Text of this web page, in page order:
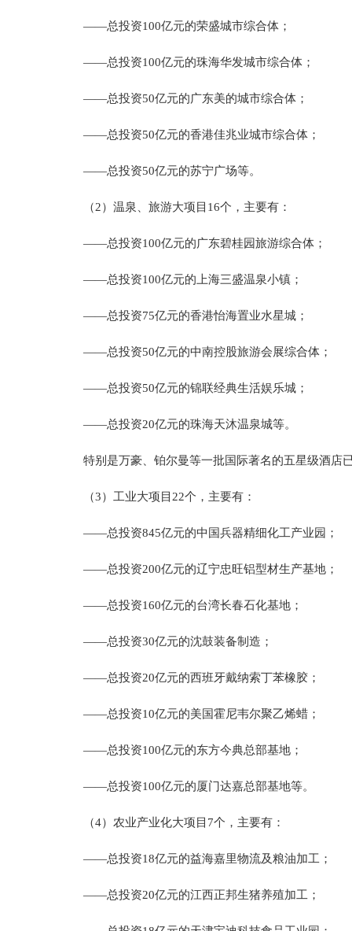
——总投资100亿元的荣盛城市综合体；
——总投资100亿元的珠海华发城市综合体；
——总投资50亿元的广东美的城市综合体；
——总投资50亿元的香港佳兆业城市综合体；
——总投资50亿元的苏宁广场等。
（2）温泉、旅游大项目16个，主要有：
——总投资100亿元的广东碧桂园旅游综合体；
——总投资100亿元的上海三盛温泉小镇；
——总投资75亿元的香港怡海置业水星城；
——总投资50亿元的中南控股旅游会展综合体；
——总投资50亿元的锦联经典生活娱乐城；
——总投资20亿元的珠海天沐温泉城等。
特别是万豪、铂尔曼等一批国际著名的五星级酒店
（3）工业大项目22个，主要有：
——总投资845亿元的中国兵器精细化工产业园；
——总投资200亿元的辽宁忠旺铝型材生产基地；
——总投资160亿元的台湾长春石化基地；
——总投资30亿元的沈鼓装备制造；
——总投资20亿元的西班牙戴纳索丁苯橡胶；
——总投资10亿元的美国霍尼韦尔聚乙烯蜡；
——总投资100亿元的东方今典总部基地；
——总投资100亿元的厦门达嘉总部基地等。
（4）农业产业化大项目7个，主要有：
——总投资18亿元的益海嘉里物流及粮油加工；
——总投资20亿元的江西正邦生猪养殖加工；